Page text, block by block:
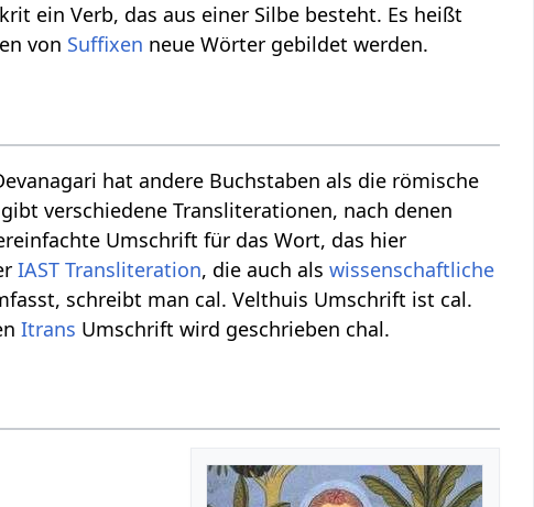
ein Verb, das aus einer Silbe besteht. Es heißt
von Suffixen neue Wörter gebildet werden.
hat andere Buchstaben als die römische
verschiedene Transliterationen, nach denen
Umschrift für das Wort, das hier
IAST Transliteration, die auch alswissenschaftliche
schreibt man cal. Velthuis Umschrift ist cal.
Itrans Umschrift wird geschrieben chal.